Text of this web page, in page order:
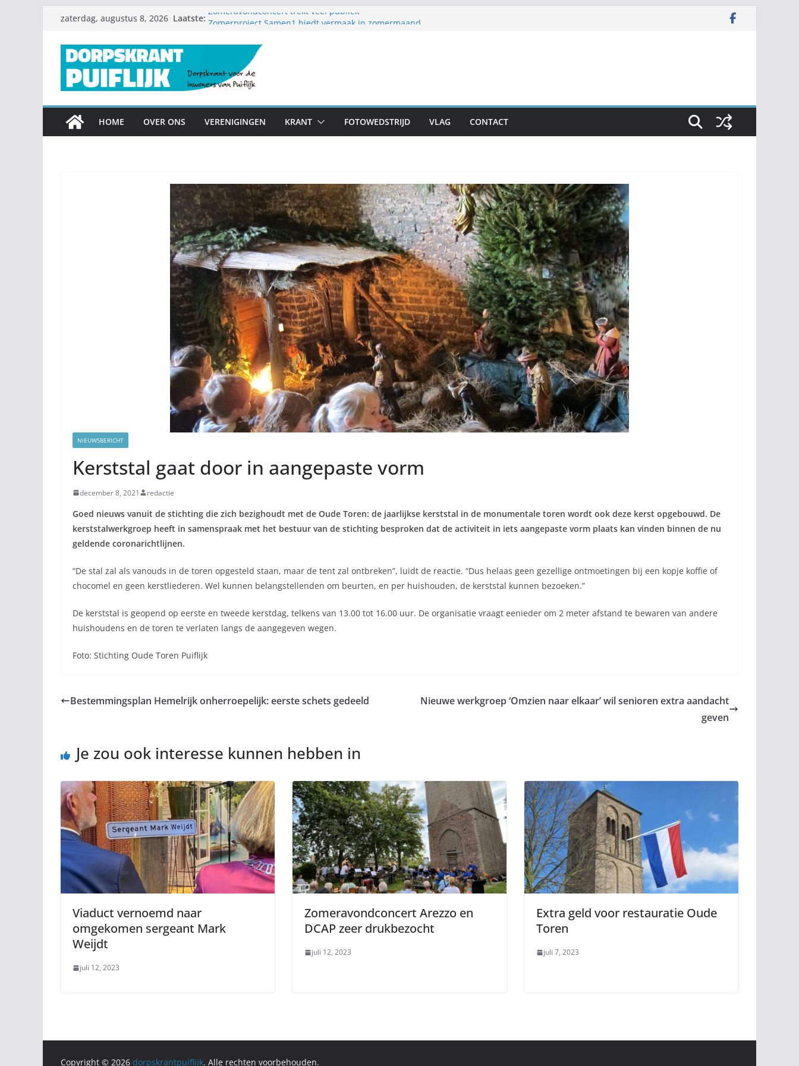
inhoud
zaterdag, augustus 8, 2026 Laatste: Zomeravondconcert trekt veel publiek
Nieuwe speeltoestellen op schoolplein ’t Geerke
Garagesale klaar voor zondag: meer dan 80 adressen doen
mee
HOME OVER ONS VERENIGINGEN KRANT FOTOWEDSTRIJD VLAG CONTACT
NIEUWSBERICHT
Kerststal gaat door in aangepaste vorm
december 8, 2021 redactie
Goed nieuws vanuit de stichting die zich bezighoudt met de Oude Toren: de jaarlijkse kerststal in de monumentale toren wordt ook deze kerst opgebouwd. De
kerststalwerkgroep heeft in samenspraak met het bestuur van de stichting besproken dat de activiteit in iets aangepaste vorm plaats kan vinden binnen de nu
geldende coronarichtlijnen.
“De stal zal als vanouds in de toren opgesteld staan, maar de tent zal ontbreken”, luidt de reactie. “Dus helaas geen gezellige ontmoetingen bij een kopje koffie of
chocomel en geen kerstliederen. Wel kunnen belangstellenden om beurten, en per huishouden, de kerststal kunnen bezoeken.”
De kerststal is geopend op eerste en tweede kerstdag, telkens van 13.00 tot 16.00 uur. De organisatie vraagt eenieder om 2 meter afstand te bewaren van andere
huishoudens en de toren te verlaten langs de aangegeven wegen.
Foto: Stichting Oude Toren Puiflijk
Bestemmingsplan Hemelrijk onherroepelijk: eerste schets gedeeld
Nieuwe werkgroep ‘Omzien naar elkaar’ wil senioren extra aandacht
geven
Je zou ook interesse kunnen hebben in
Viaduct vernoemd naar
omgekomen sergeant Mark
Weijdt
juli 12, 2023
Zomeravondconcert Arezzo en
DCAP zeer drukbezocht
juli 12, 2023
Extra geld voor restauratie Oude
Toren
juli 7, 2023
Copyright © 2026 dorpskrantpuiflijk. Alle rechten voorbehouden.